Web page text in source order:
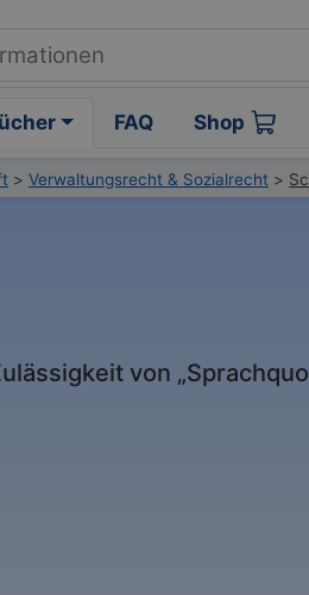
FAQ Shop
> Verwaltungsrecht & Sozialrecht >
von